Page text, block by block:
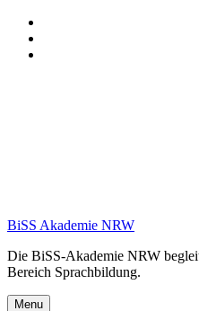
BiSS Akademie NRW
Die BiSS-Akademie NRW
Bereich Sprachbildung.
Menu